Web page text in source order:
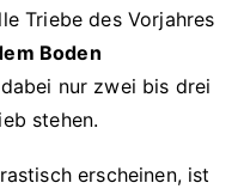
Triebe des Vorjahres
Boden
nur zwei bis drei
stehen.
erscheinen, ist